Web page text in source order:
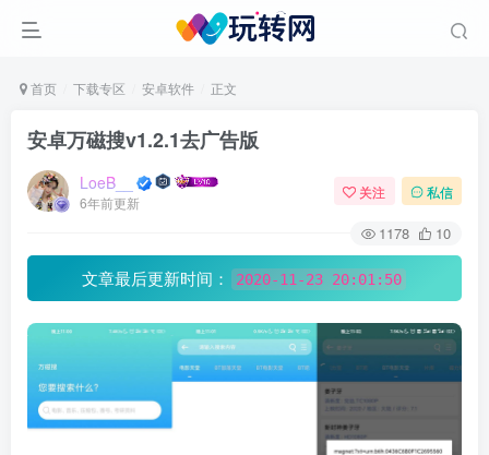
首页 下载专区 安卓软件 正文
安卓万磁搜v1.2.1去广告版
LoeB__
6年前更新
关注 私信
1178 10
文章最后更新时间： 2020-11-23 20:01:50